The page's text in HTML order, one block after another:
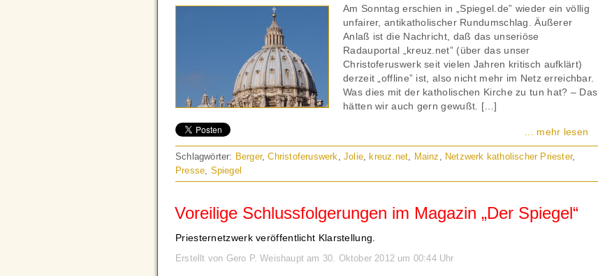
Am Sonntag erschien in „Spiegel.de” wieder ein völlig
unfairer, antikatholischer Rundumschlag. Äußerer
Anlaß ist die Nachricht, daß das unseriöse
Radauportal „kreuz.net” (über das unser
Christoferuswerk seit vielen Jahren kritisch aufklärt)
derzeit „offline” ist, also nicht mehr im Netz erreichbar.
Was dies mit der katholischen Kirche zu tun hat? – Das
hätten wir auch gern gewußt. […]
... mehr lesen
Schlagwörter: Berger,Christoferuswerk,Jolie, kreuz.net, Mainz , Netzwerk katholischer Priester,
Presse, Spiegel
Voreilige Schlussfolgerungen im Magazin „Der Spiegel“
Priesternetzwerk veröffentlicht Klarstellung.
Erstellt von Gero P. Weishaupt am 30. Oktober 2012 um 00:44 Uhr